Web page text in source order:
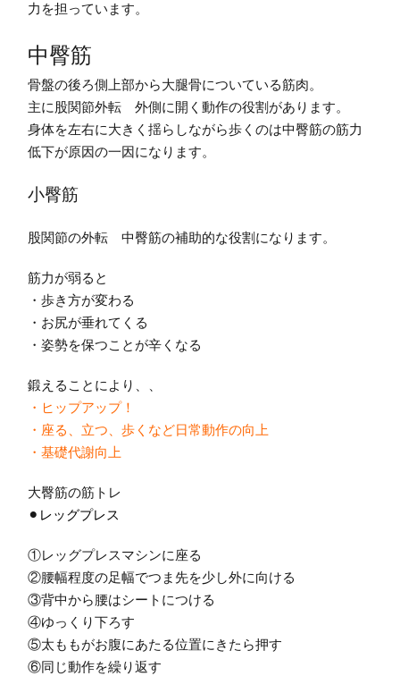
力を担っています。
中臀筋
骨盤の後ろ側上部から大腿骨についている筋肉。
主に股関節外転 外側に開く動作の役割があります。
身体を左右に大きく揺らしながら歩くのは中臀筋の筋力
低下が原因の一因になります。
小臀筋
股関節の外転 中臀筋の補助的な役割になります。
筋力が弱ると
・歩き方が変わる
・お尻が垂れてくる
・姿勢を保つことが辛くなる
鍛えることにより、、
・ヒップアップ！
・座る、立つ、歩くなど日常動作の向上
・基礎代謝向上
大臀筋の筋トレ
⚫︎ レッグプレス
①レッグプレスマシンに座る
②腰幅程度の足幅でつま先を少し外に向ける
③背中から腰はシートにつける
④ゆっくり下ろす
⑤太ももがお腹にあたる位置にきたら押す
⑥同じ動作を繰り返す